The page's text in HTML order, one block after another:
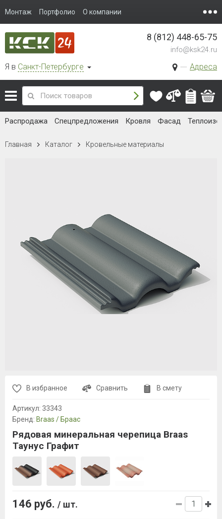
Монтаж Портфолио О компании
Я в Санкт-Петербурге Адреса
8 (812) 448-65-75
info@ksk24.ru
Распродажа Спецпредложения Кровля Фасад
Главная Каталог Кровельные материалы
В избранное Сравнить В смету
Артикул: 33343
Бренд: Braas / Браас
Рядовая минеральная черепица Braas
Таунус Графит
146 руб. / шт.